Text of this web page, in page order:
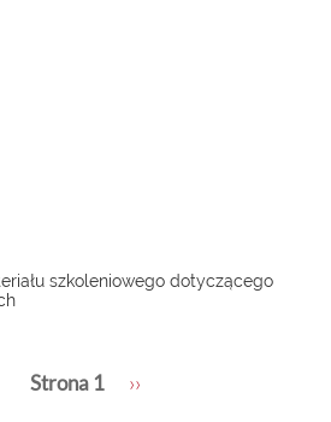
szkoleniowego dotyczącego
Strona 1
Następna
››